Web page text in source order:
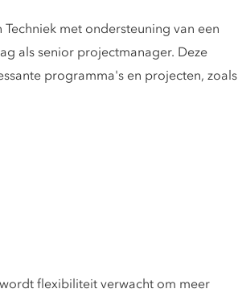
met ondersteuning van een
als senior projectmanager. Deze
programma's en projecten, zoals
flexibiliteit verwacht om meer